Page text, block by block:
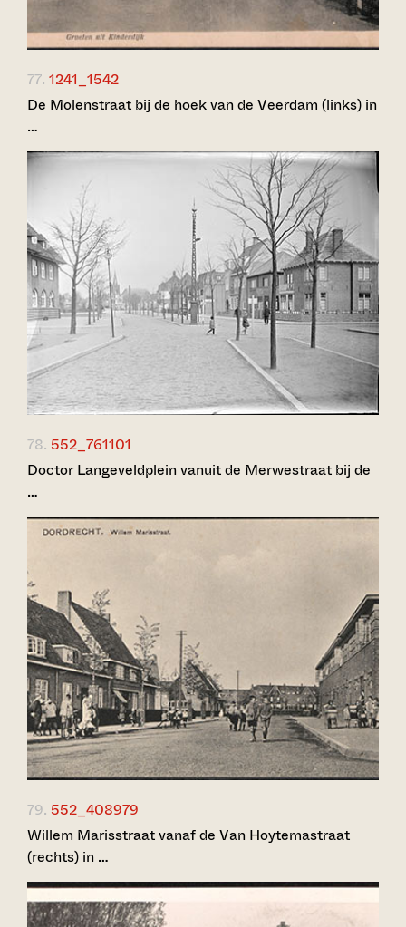
77. 1241_1542
De Molenstraat bij de hoek van de Veerdam (links) in
…
78. 552_761101
Doctor Langeveldplein vanuit de Merwestraat bij de
…
79. 552_408979
Willem Marisstraat vanaf de Van Hoytemastraat
(rechts) in …